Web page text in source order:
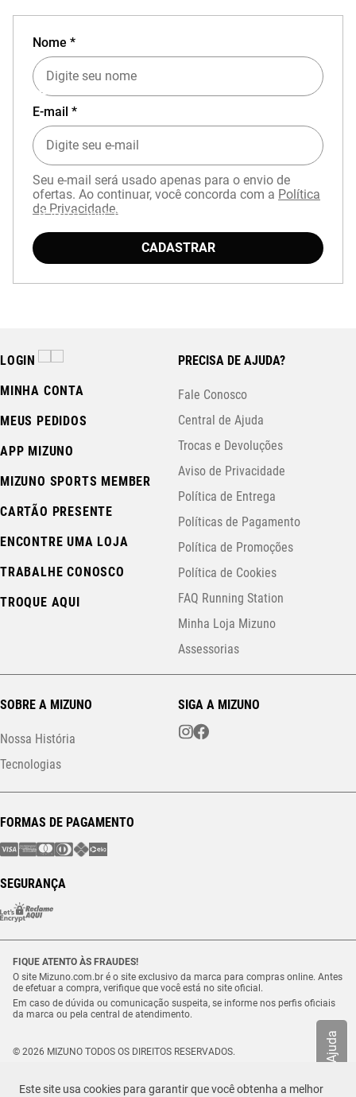
Este site usa cookies para garantir que você obtenha a melhor
Ajuda
EXPERIÊNCIA MIZUNO NO APP
Baixe o aplicativo Mizuno e garanta
com cupomAPP15.
Nome *
E-mail *
Seu e-mail será usado apenas para o envio de
ofertas. Ao continuar, você concorda com a Política
de Privacidade.
CADASTRAR
LOGIN
MINHA CONTA
MEUS PEDIDOS
APP MIZUNO
MIZUNO SPORTS MEMBER
CARTÃO PRESENTE
ENCONTRE UMA LOJA
TRABALHE CONOSCO
TROQUE AQUI
PRECISA DE AJUDA?
Fale Conosco
Central de Ajuda
Trocas e Devoluções
Aviso de Privacidade
Política de Entrega
Políticas de Pagamento
Política de Promoções
Política de Cookies
FAQ Running Station
Minha Loja Mizuno
Assessorias
SOBRE A MIZUNO
Nossa História
Tecnologias
SIGA A MIZUNO
FORMAS DE PAGAMENTO
SEGURANÇA
FIQUE ATENTO ÀS FRAUDES!
O site Mizuno.com.br é o site exclusivo da marca para compras online. Antes
de efetuar a compra, verifique que você está no site oficial.
Em caso de dúvida ou comunicação suspeita, se informe nos perfis oficiais
da marca ou pela central de atendimento.
© 2026 MIZUNO TODOS OS DIREITOS RESERVADOS.
Estrada Municipal Luiz Lopes Neto, n.º 21 – Tenentes – CEP. 37.640-000 –